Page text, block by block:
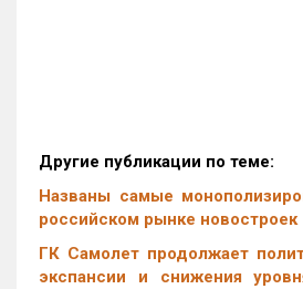
Другие публикации по теме:
Названы самые
российском рынке новостроек
ГК Самолет продолжает
экспансии и снижения